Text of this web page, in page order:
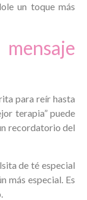
un toque más
para reír hasta
terapia” puede
recordatorio del
de té especial
más especial. Es